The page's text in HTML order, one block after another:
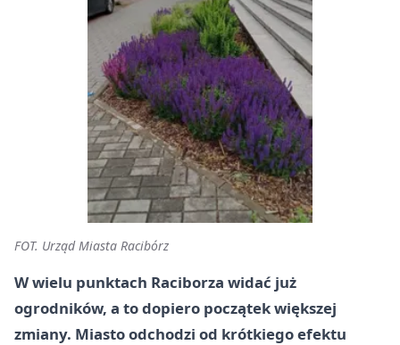
FOT. Urząd Miasta Racibórz
W wielu punktach Raciborza widać już
ogrodników, a to dopiero początek większej
zmiany. Miasto odchodzi od krótkiego efektu